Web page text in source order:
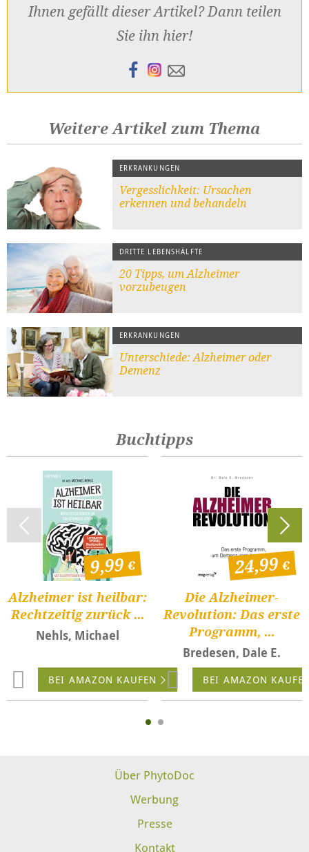
Ihnen gefällt dieser Artikel? Dann teilen
Sie ihn hier!
Weitere Artikel zum Thema
ERKRANKUNGEN
Vergesslichkeit: Ursachen
erkennen und behandeln
DRITTE LEBENSHÄLFTE
20 Tipps, um Alzheimer
vorzubeugen
ERKRANKUNGEN
Unterschiede: Alzheimer oder
Demenz
Buchtipps
Alzheimer ist heilbar:
Rechtzeitig zurück ...
Nehls, Michael
9,99
BEI AMAZON KAUFEN
Die Alzheimer-
Revolution: Das erste
Programm, ...
Bredesen, Dale E.
24,99
BEI AMAZON
Über PhytoDoc
Werbung
Presse
Kontakt